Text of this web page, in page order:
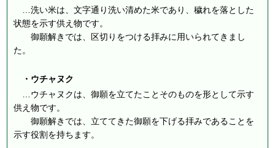
…洗い米は、文字通り洗い清めた米であり、穢れを落とした
状態を示す供え物です。
御願解きでは、区切りをつける拝みに用いられてきまし
た。
・ウチャヌク
…ウチャヌクは、御願を立てたことそのものを形として示す
供え物です。
御願解きでは、立ててきた御願を下げる拝みであることを
示す役割を持ちます。